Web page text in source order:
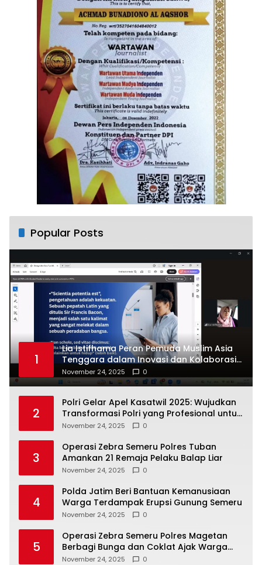
Popular Posts
1
Lia Istifhama Peran Pemuda Muslim Asia
Tenggara dalam Inovasi dan Kolaborasi
Internasional
November 24, 2025 0
2
Polri Gelar Apel Kasatwil 2025: Wujudkan
Transformasi Polri yang Profesional untuk
Masyarakat
November 24, 2025 0
3
Operasi Zebra Semeru Polres Tuban
Amankan 21 Remaja Pelaku Balap Liar
November 24, 2025 0
4
Polda Jatim Beri Bantuan Kemanusiaan
Warga Terdampak Erupsi Gunung Semeru
November 24, 2025 0
5
Operasi Zebra Semeru Polres Magetan
Berbagi Bunga dan Coklat Ajak Warga
Tertib Lalin
November 24, 2025 0